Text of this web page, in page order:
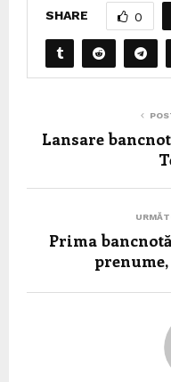
SHARE 0
Lansare
Prima